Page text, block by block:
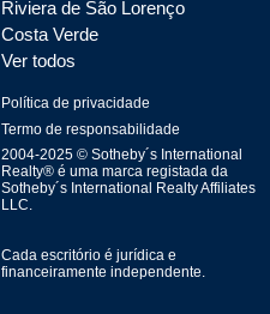
Riviera de São Lorenço
Costa Verde
Ver todos
Política de privacidade
Termo de responsabilidade
2004-2025 © Sotheby´s International
Realty® é uma marca registada da
Sotheby´s International Realty Affiliates
LLC.
Cada escritório é jurídica e
financeiramente independente.